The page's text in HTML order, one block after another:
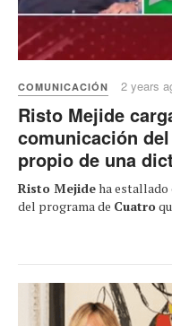
COMUNICACIÓN 2 years
Risto Mejide
comunicación
propio de una
Risto Mejideha estallado
del programa de Cuatro